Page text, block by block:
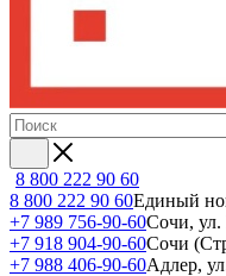
8 800 222 90 60
8 800 222 90 60Единый
+7 989 756-90-60Сочи, ул.
+7 918 904-90-60Сочи
+7 988 406-90-60Адлер,